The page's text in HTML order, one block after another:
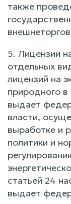
также
5. Лицензии
отдельных
лицензий на
природного
выдает
власти,
выработке и
политики и
статьей 24
выдает